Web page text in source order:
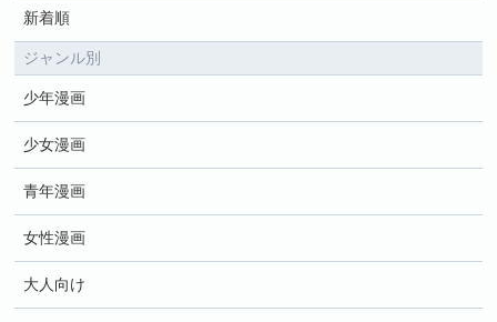
新着順
ジャンル別
少年漫画
少女漫画
青年漫画
女性漫画
大人向け